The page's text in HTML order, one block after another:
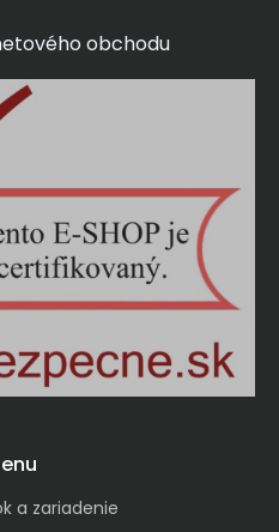
obchodu
a zariadenie